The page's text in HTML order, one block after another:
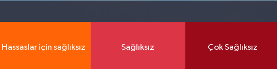
Hassaslar için sağlıksız Sağlıksız Çok Sağlıksız